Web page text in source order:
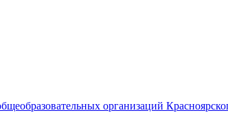
организаций